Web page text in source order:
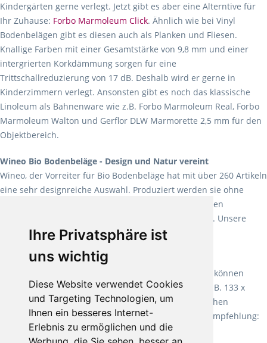
Ihre Privatsphäre ist
uns wichtig
Diese Website verwendet Cookies
und Targeting Technologien, um
Ihnen ein besseres Internet-
Erlebnis zu ermöglichen und die
Kindergärten gerne verlegt. Jetzt gibt es aber eine Alterntive für
Ihr Zuhause: Forbo Marmoleum Click. Ähnlich wie bei Vinyl
Bodenbelägen gibt es diesen auch als Planken und Fliesen.
Knallige Farben mit einer Gesamtstärke von 9,8 mm und einer
intergrierten Korkdämmung sorgen für eine
Trittschallreduzierung von 17 dB. Deshalb wird er gerne in
Kinderzimmern verlegt. Ansonsten gibt es noch das klassische
Linoleum als Bahnenware wie z.B. Forbo Marmoleum Real, Forbo
Marmoleum Walton und Gerflor DLW Marmorette 2,5 mm für den
Objektbereich.
Wineo Bio Bodenbeläge - Design und Natur vereint
Wineo, der Vorreiter für Bio Bodenbeläge hat mit über 260 Artikeln
eine sehr designreiche Auswahl. Produziert werden sie ohne
Weichmacher und Lösungsmittel. Mit allen verfügbaren
Verlegearten ist er für jegliche Bauvorhaben attraktiv. Unsere
Empfehlung:Wineo 1000 Multi Layer XXL.
Teppiche für ein angenehmes Laufgefühl
machen es schon lange vor. Sie können
Teppich in Ihrem gewünschten Sondermaß kaufen, z.B. 133 x
60cm. Vor allem in Schlafzimmern aufgrund der weichen
Oberfläche ein sehr beliebter Zusatzboden. Unsere Empfehlung:
Fletco Fluffy und Fletco Hermelin